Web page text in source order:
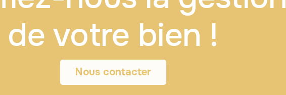
de votre bien !
Nous contacter